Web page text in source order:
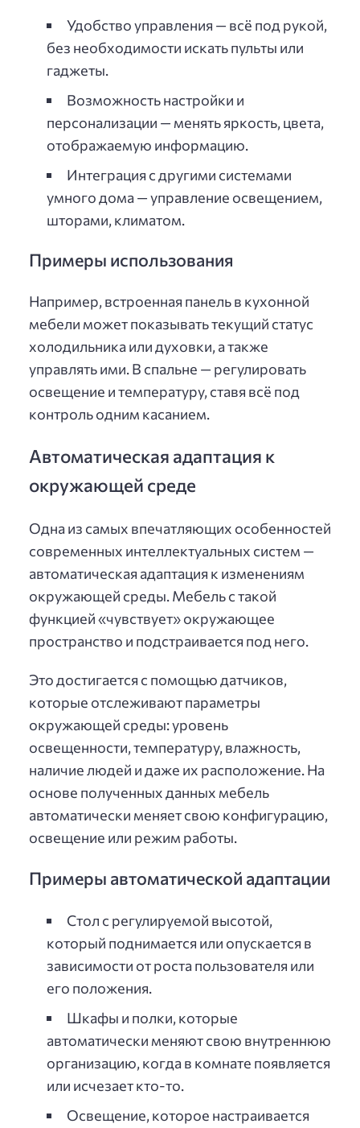
Удобство управления — всё под рукой,
без необходимости искать пульты или
гаджеты.
Возможность настройки и
персонализации — менять яркость, цвета,
отображаемую информацию.
Интеграция с другими системами
умного дома — управление освещением,
шторами, климатом.
Примеры использования
Например, встроенная панель в кухонной
мебели может показывать текущий статус
холодильника или духовки, а также
управлять ими. В спальне — регулировать
освещение и температуру, ставя всё под
контроль одним касанием.
Автоматическая адаптация к
окружающей среде
Одна из самых впечатляющих особенностей
современных интеллектуальных систем —
автоматическая адаптация к изменениям
окружающей среды. Мебель с такой
функцией «чувствует» окружающее
пространство и подстраивается под него.
Это достигается с помощью датчиков,
которые отслеживают параметры
окружающей среды: уровень
освещенности, температуру, влажность,
наличие людей и даже их расположение. На
основе полученных данных мебель
автоматически меняет свою конфигурацию,
освещение или режим работы.
Примеры автоматической адаптации
Стол с регулируемой высотой,
который поднимается или опускается в
зависимости от роста пользователя или
его положения.
Шкафы и полки, которые
автоматически меняют свою внутреннюю
организацию, когда в комнате появляется
или исчезает кто-то.
Освещение, которое настраивается